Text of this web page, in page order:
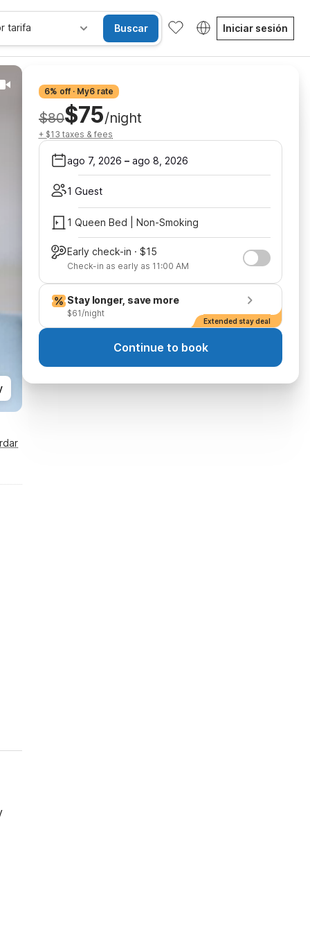
tarifa Buscar Iniciar sesión
6% off · My6 rate
$80$75/night
+ $13 taxes & fees
ago 7, 2026 – ago 8, 2026
1 Guest
1 Queen Bed | Non-Smoking
Early check-in · $15
Check-in as early as 11:00 AM
Stay longer, save more
$61/night
Extended stay deal
Continue to book